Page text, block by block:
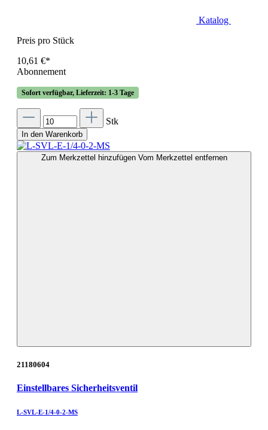
Katalog
Preis pro Stück
10,61 €*
Abonnement
Sofort verfügbar, Lieferzeit: 1-3 Tage
Stk
In den Warenkorb
Zum Merkzettel hinzufügen Vom Merkzettel entfernen
21180604
Einstellbares Sicherheitsventil
L-SVL-E-1/4-0-2-MS